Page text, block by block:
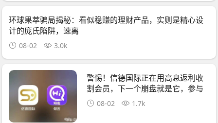
环球果萃骗局揭秘：看似稳赚的理财产品，实则是精心设
计的庞氏陷阱，速离
08-02 3.0k
警惕！信德国际正在用高息返利收
割会员，下一个崩盘就是它，参与
者快跑
08-02 1.7k